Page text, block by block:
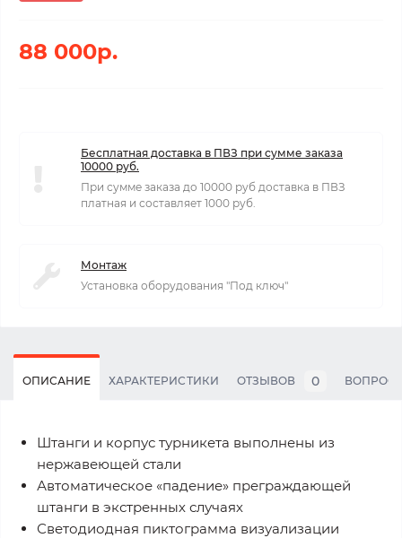
88 000р.
Бесплатная доставка в ПВЗ при сумме заказа
10000 руб.
При сумме заказа до 10000 руб доставка в ПВЗ
платная и составляет 1000 руб.
Монтаж
Установка оборудования "Под ключ"
ОПИСАНИЕ ХАРАКТЕРИСТИКИ ОТЗЫВОВ 0
Штанги и корпус турникета выполнены из
нержавеющей стали
Автоматическое «падение» преграждающей
штанги в экстренных случаях
Светодиодная пиктограмма визуализации